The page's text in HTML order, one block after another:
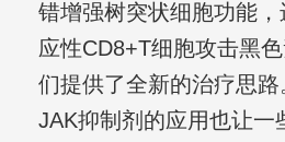
错增强树突状细胞功能
应性CD8+T细胞攻击黑
们提供了全新的治疗思路
JAK抑制剂的应用也让一